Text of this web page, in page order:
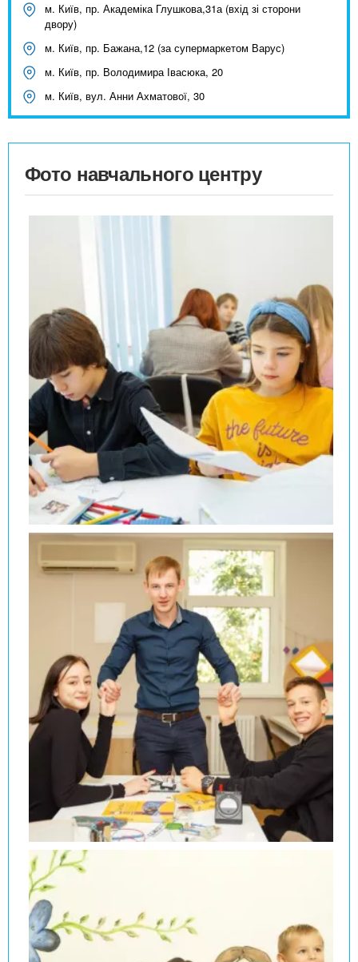
м. Київ, пр. Академіка Глушкова,31а (вхід зі сторони
двору)
м. Київ, пр. Бажана,12 (за супермаркетом Варус)
м. Київ, пр. Володимира Івасюка, 20
м. Київ, вул. Анни Ахматової, 30
Фото навчального центру